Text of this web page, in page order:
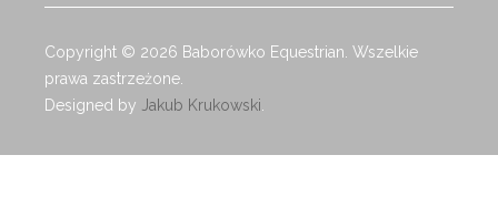
Copyright © 2026 Baborówko Equestrian. Wszelkie
prawa zastrzeżone.
Designed by Jakub Krukowski